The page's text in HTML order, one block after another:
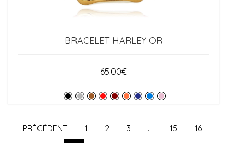
BRACELET HARLEY OR
65.00€
PRÉCÉDENT 1 2 3 … 15
16